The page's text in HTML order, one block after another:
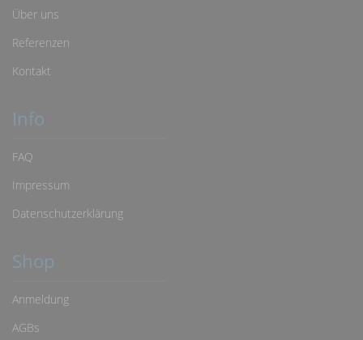
Über uns
Referenzen
Kontakt
Info
FAQ
Impressum
Datenschutzerklärung
Shop
Anmeldung
AGBs